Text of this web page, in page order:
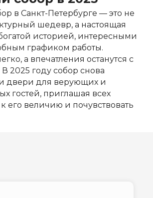
в Санкт-Петербурге — это не
шедевр, а настоящая
историей, интересными
графиком работы.
а впечатления останутся с
2025 году собор снова
двери для верующих и
гостей, приглашая всех
его величию и почувствовать